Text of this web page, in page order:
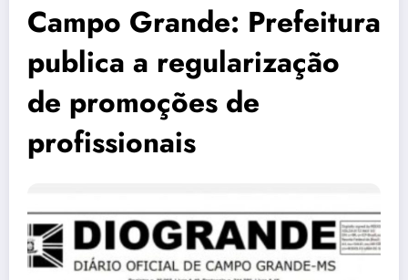
Campo Grande: Prefeitura
publica a regularização
de promoções de
profissionais